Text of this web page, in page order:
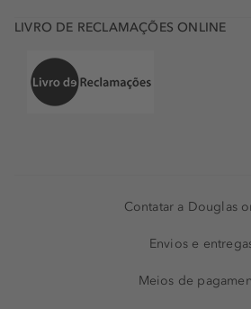
LIVRO DE RECLAMAÇÕES ONLINE
Contatar a Douglas
Envios e
Meios de